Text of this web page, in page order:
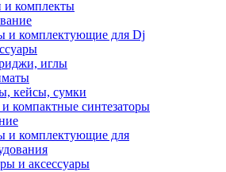
и комплекты
и комплектующие для Dj
иглы
кейсы, сумки
компактные синтезаторы
и комплектующие для
и аксессуары